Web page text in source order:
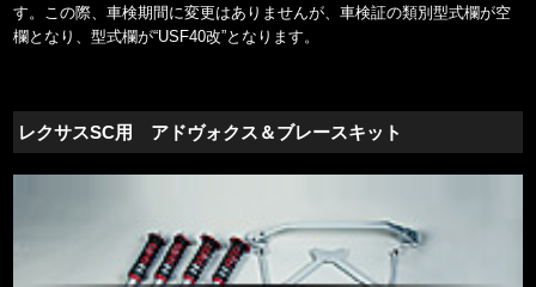
す。この際、車検期間に変更はありませんが、車検証の類別型式欄が空
欄となり、型式欄が“USF40改”となります。
レクサスSC用 アドヴォクス＆ブレースキット